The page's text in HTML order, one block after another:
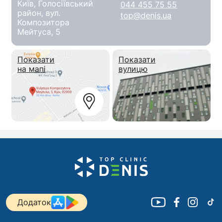
Київ, Голосіївський
район, вул.
Композитора
Мейтуса, 5
044 455 75 55
top@denis.ua
Показати
на мапі
Показати
вулицю
Додаток